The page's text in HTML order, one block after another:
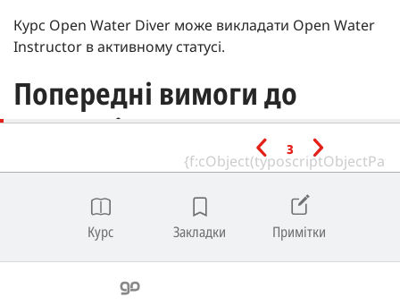
Курс Open Water Diver може викладати Open Water
Instructor в активному статусі.
Попередні вимоги до
студентів
Мінімальний вік | 10 років.
Тривалість
з
Курс Закладки Примітки